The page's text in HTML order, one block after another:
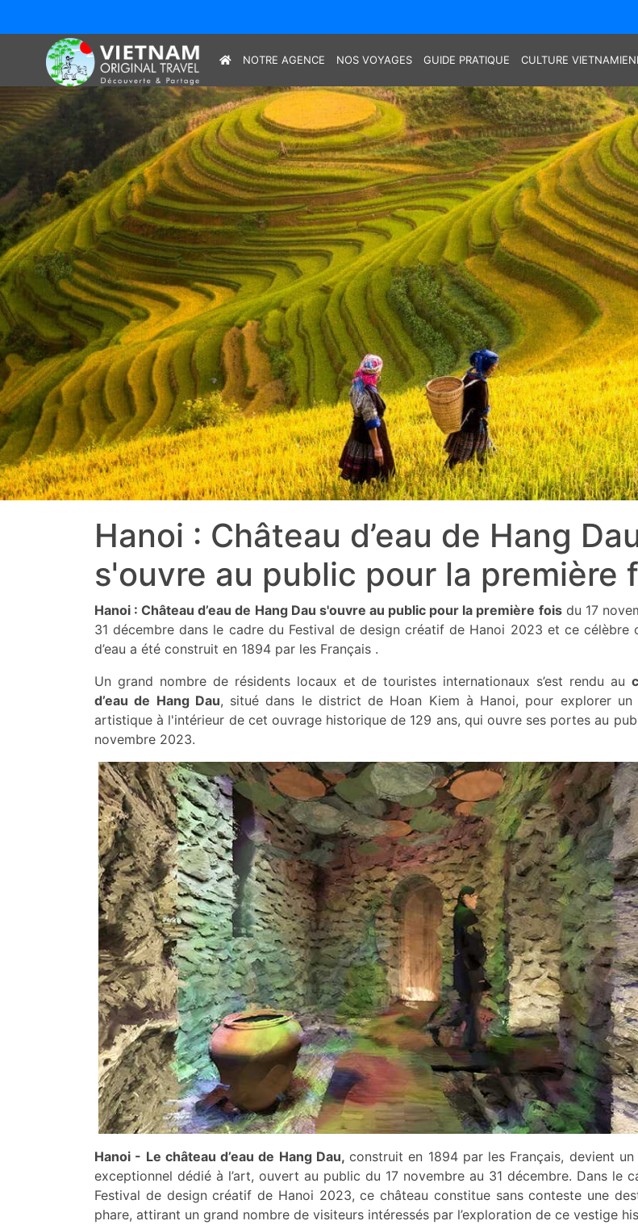
NOTRE AGENCE NOS VOYAGES GUIDE PRATIQUE CULTURE
Hanoi : Château d’eau de Hang
s'ouvre au public pour la première
Hanoi : Château d’eau de Hang Dau s'ouvre au public pour la première foisdu 17
31 décembre dans le cadre du Festival de design créatif de Hanoi 2023 et ce célèbre
d’eau a été construit en 1894 par les Français .
Un grand nombre de résidents locaux et de touristes internationaux s’est rendu au
d’eau de Hang Dau, situé dans le district de Hoan Kiem à Hanoi, pour explorer un
artistique à l'intérieur de cet ouvrage historique de 129 ans, qui ouvre ses portes au
novembre 2023.
Hanoi - Le château d’eau de Hang Dau, construit en 1894 par les Français, devient un
exceptionnel dédié à l’art, ouvert au public du 17 novembre au 31 décembre. Dans le
Festival de design créatif de Hanoi 2023, ce château constitue sans conteste une
phare, attirant un grand nombre de visiteurs intéressés par l’exploration de ce vestige